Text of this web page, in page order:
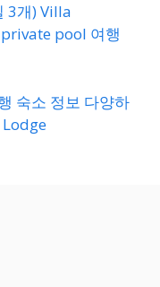
3개) Villa
pool 여행
숙소 정보 다양하
Lodge